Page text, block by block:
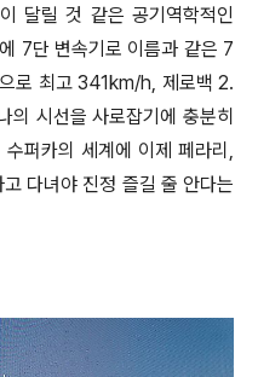
달릴 것 같은 공기역학적인
7단 변속기 로 이름과 같은 7
로 최고 341km/h, 제로백 2.
시선을 사로잡기에 충분히
퍼카의 세계에 이제 페라리,
다녀야 진정 즐길 줄 안다는